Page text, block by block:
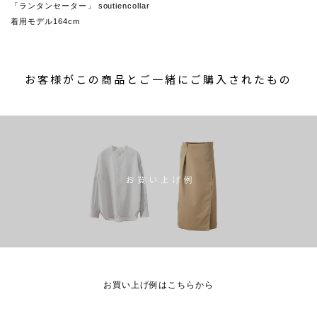
「ランタンセーター」 soutiencollar
着用モデル164cm
お客様がこの商品とご一緒にご購入されたもの
お買い上げ例はこちらから